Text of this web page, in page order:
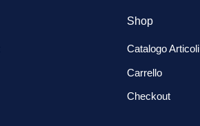
Shop
Catalogo Articoli
Carrello
Checkout